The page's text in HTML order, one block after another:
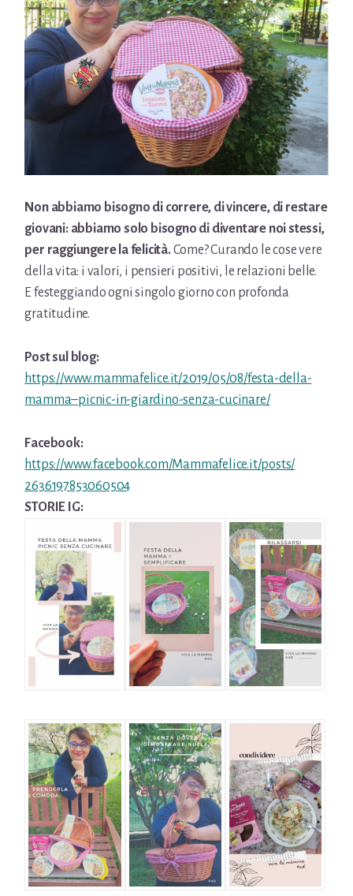
Non abbiamo bisogno di correre, di vincere, di restare
giovani: abbiamo solo bisogno di diventare noi stessi,
per raggiungere la felicità.Come? Curando le cose vere
della vita: i valori, i pensieri positivi, le relazioni belle.
E festeggiando ogni singolo giorno con profonda
gratitudine.
Post sul blog:
https://www.mammafelice.it/2019/05/08/festa-della-
mamma–picnic-in-giardino-senza-cucinare/
Facebook:
https://www.facebook.com/Mammafelice.it/posts/
2636197853060504
STORIE IG: